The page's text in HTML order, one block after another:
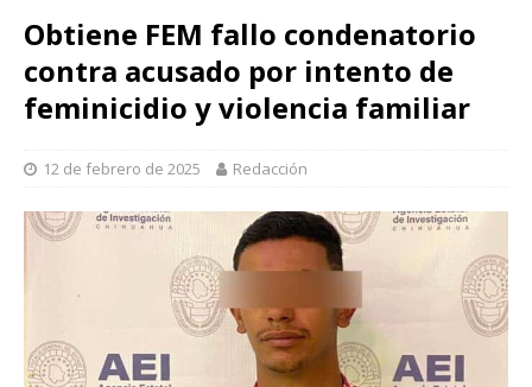
Obtiene FEM fallo condenatorio
contra acusado por intento de
feminicidio y violencia familiar
12 de febrero de 2025 Redacción